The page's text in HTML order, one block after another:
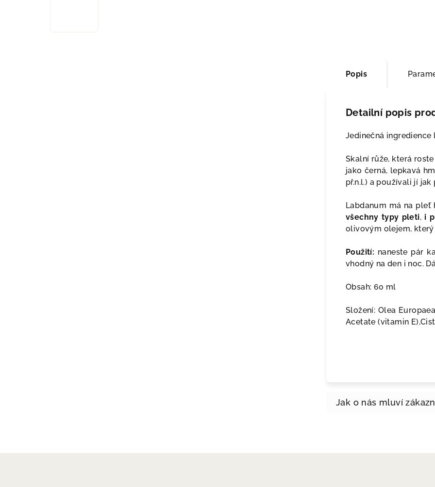
Popis
Detailní popis
Jedinečná
Skalní růže, která
jako černá, lepkavá
př.n.l.) a používali jí
Labdanum má na
všechny typy pleti, i
olivovým olejem,
Použití: naneste pár
vhodný na den i noc.
Obsah: 60 ml
Složení: Olea
Acetate (vitamin